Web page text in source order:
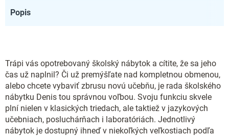
Popis
Trápi vás opotrebovaný školský nábytok a cítite, že sa jeho
čas už naplnil? Či už premýšľate nad kompletnou obmenou,
alebo chcete vybaviť zbrusu novú učebňu, je rada školského
nábytku Denis tou správnou voľbou. Svoju funkciu skvele
plní nielen v klasických triedach, ale taktiež v jazykových
učebniach, posluchárňach i laboratóriách. Jednotlivý
nábytok je dostupný ihneď v niekoľkých veľkostiach podľa